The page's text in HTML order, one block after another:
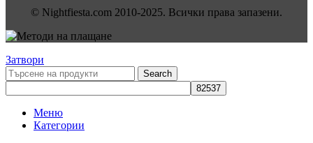
© Nightfiesta.com 2010-2025. Всички права запазени.
Затвори
Search
Меню
Категории